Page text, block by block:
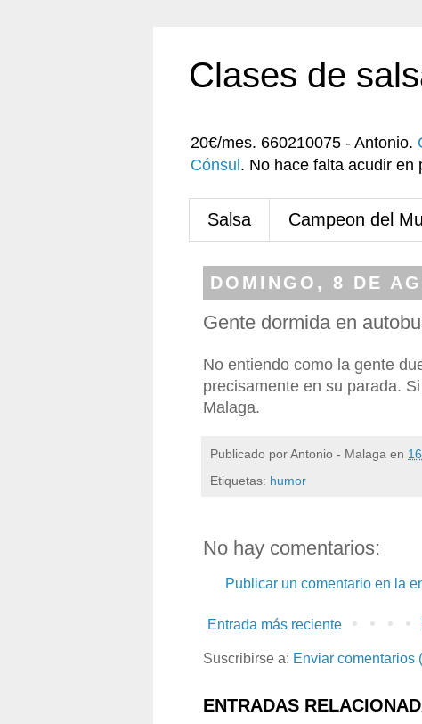
Clases de
20€/mes. 660210075 - Antonio.
Cónsul . No hace falta acudir en
Salsa Campeon del
DOMINGO, 8 DE
Gente dormida en
No entiendo como la gente
precisamente en su parada.
Malaga.
Publicado porAntonio - Malaga en
Etiquetas: humor
No hay comentarios:
Publicar un comentario en la
Entrada más reciente
Suscribirse a: Enviar comentarios
ENTRADAS